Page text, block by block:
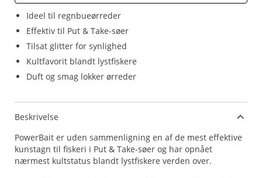
Ideel til regnbueørreder
Effektiv til Put & Take-søer
Tilsat glitter for synlighed
Kultfavorit blandt lystfiskere
Duft og smag lokker ørreder
Beskrivelse
PowerBait er uden sammenligning en af de mest effektive
kunstagn til fiskeri i Put & Take-søer og har opnået
nærmest kultstatus blandt lystfiskere verden over.